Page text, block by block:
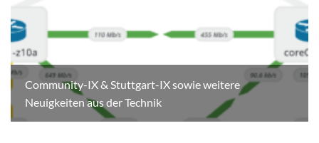
Community-IX & Stuttgart-IX sowie weitere
Neuigkeiten aus der Technik